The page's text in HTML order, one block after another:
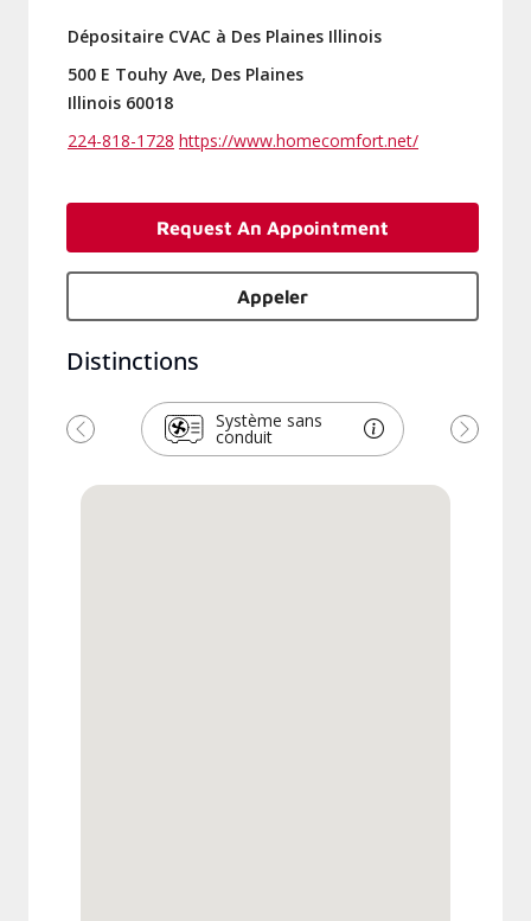
Dépositaire CVAC à Des Plaines Illinois
500 E Touhy Ave, Des Plaines
Illinois 60018
224-818-1728 https://www.homecomfort.net/
Request An Appointment
Appeler
Distinctions
Système sans
conduit
Précédent Suivant